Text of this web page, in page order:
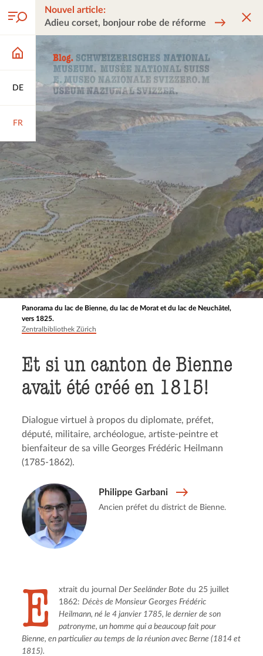
DE
FR
Nouvel article:
Adieu corset, bonjour robe de réforme
Panorama du lac de Bienne, du lac de Morat et du lac de Neuchâtel,
vers 1825.
Zentralbibliothek Zürich
Et si un canton de Bienne
avait été créé en 1815!
Dialogue virtuel à propos du diplomate, préfet,
député, militaire, archéologue, artiste-peintre et
bienfaiteur de sa ville Georges Frédéric Heilmann
(1785-1862).
Philippe Garbani
Ancien préfet du district de Bienne.
E xtrait du journal Der Seeländer Bote du 25 juillet
1862: Décès de Monsieur Georges Frédéric
Heilmann, né le 4 janvier 1785, le dernier de son
patronyme, un homme qui a beaucoup fait pour
Bienne, en particulier au temps de la réunion avec Berne (1814 et
1815).